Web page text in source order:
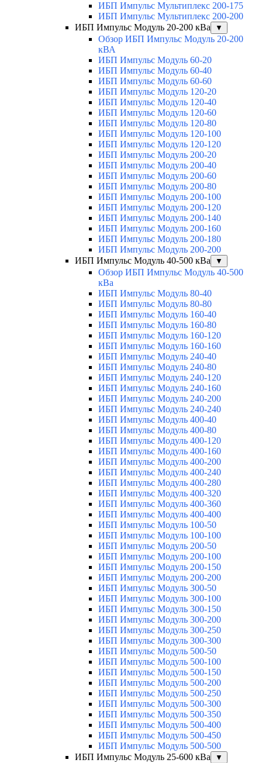
ИБП Импульс Мультиплекс 200-175
ИБП Импульс Мультиплекс 200-200
ИБП Импульс Модуль 20-200 кВа
▼
Обзор ИБП Импульс Модуль 20-200
кВА
ИБП Импульс Модуль 60-20
ИБП Импульс Модуль 60-40
ИБП Импульс Модуль 60-60
ИБП Импульс Модуль 120-20
ИБП Импульс Модуль 120-40
ИБП Импульс Модуль 120-60
ИБП Импульс Модуль 120-80
ИБП Импульс Модуль 120-100
ИБП Импульс Модуль 120-120
ИБП Импульс Модуль 200-20
ИБП Импульс Модуль 200-40
ИБП Импульс Модуль 200-60
ИБП Импульс Модуль 200-80
ИБП Импульс Модуль 200-100
ИБП Импульс Модуль 200-120
ИБП Импульс Модуль 200-140
ИБП Импульс Модуль 200-160
ИБП Импульс Модуль 200-180
ИБП Импульс Модуль 200-200
ИБП Импульс Модуль 40-500 кВа
▼
Обзор ИБП Импульс Модуль 40-500
кВа
ИБП Импульс Модуль 80-40
ИБП Импульс Модуль 80-80
ИБП Импульс Модуль 160-40
ИБП Импульс Модуль 160-80
ИБП Импульс Модуль 160-120
ИБП Импульс Модуль 160-160
ИБП Импульс Модуль 240-40
ИБП Импульс Модуль 240-80
ИБП Импульс Модуль 240-120
ИБП Импульс Модуль 240-160
ИБП Импульс Модуль 240-200
ИБП Импульс Модуль 240-240
ИБП Импульс Модуль 400-40
ИБП Импульс Модуль 400-80
ИБП Импульс Модуль 400-120
ИБП Импульс Модуль 400-160
ИБП Импульс Модуль 400-200
ИБП Импульс Модуль 400-240
ИБП Импульс Модуль 400-280
ИБП Импульс Модуль 400-320
ИБП Импульс Модуль 400-360
ИБП Импульс Модуль 400-400
ИБП Импульс Модуль 100-50
ИБП Импульс Модуль 100-100
ИБП Импульс Модуль 200-50
ИБП Импульс Модуль 200-100
ИБП Импульс Модуль 200-150
ИБП Импульс Модуль 200-200
ИБП Импульс Модуль 300-50
ИБП Импульс Модуль 300-100
ИБП Импульс Модуль 300-150
ИБП Импульс Модуль 300-200
ИБП Импульс Модуль 300-250
ИБП Импульс Модуль 300-300
ИБП Импульс Модуль 500-50
ИБП Импульс Модуль 500-100
ИБП Импульс Модуль 500-150
ИБП Импульс Модуль 500-200
ИБП Импульс Модуль 500-250
ИБП Импульс Модуль 500-300
ИБП Импульс Модуль 500-350
ИБП Импульс Модуль 500-400
ИБП Импульс Модуль 500-450
ИБП Импульс Модуль 500-500
ИБП Импульс Модуль 25-600 кВа
▼